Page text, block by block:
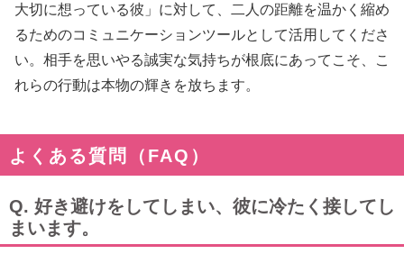
大切に想っている彼」に対して、二人の距離を温かく縮め
るためのコミュニケーションツールとして活用してくださ
い。相手を思いやる誠実な気持ちが根底にあってこそ、こ
れらの行動は本物の輝きを放ちます。
よくある質問（FAQ）
Q. 好き避けをしてしまい、彼に冷たく接してし
まいます。